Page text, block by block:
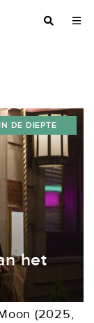
het
(2025,
DE DIEPTE